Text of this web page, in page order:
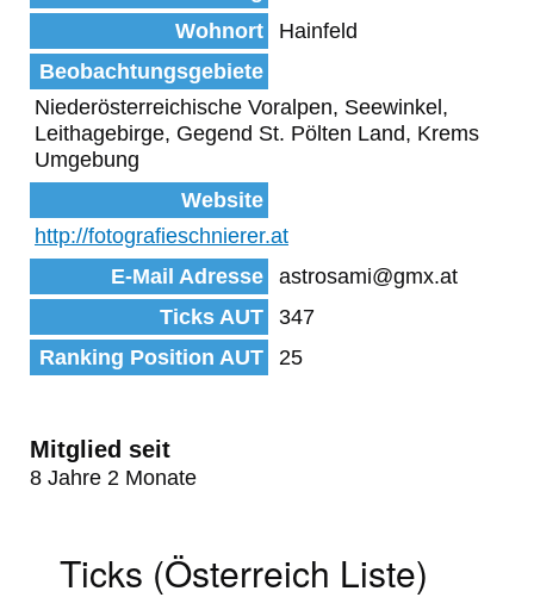
Wohnort
Hainfeld
Beobachtungsgebiete
Niederösterreichische Voralpen, Seewinkel,
Leithagebirge, Gegend St. Pölten Land, Krems
Umgebung
Website
http://fotografieschnierer.at
E-Mail Adresse
astrosami@gmx.at
Ticks AUT
347
Ranking Position AUT
25
Mitglied seit
8 Jahre 2 Monate
Ticks (Österreich Liste)